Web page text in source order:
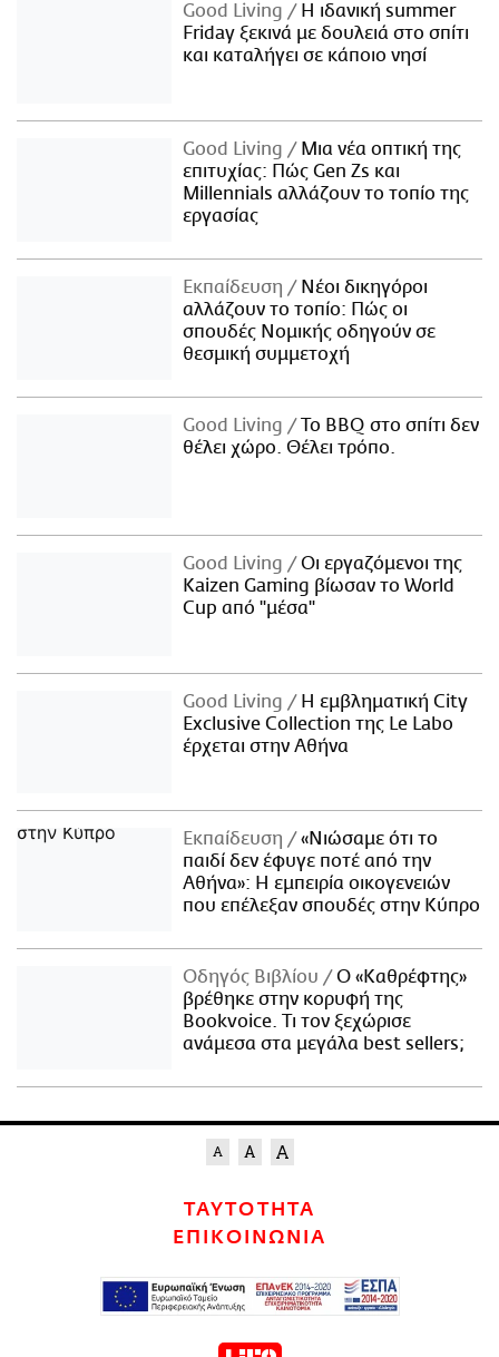
Good Living
Η ιδανική summer
Friday ξεκινά με δουλειά στο σπίτι
και καταλήγει σε κάποιο νησί
Good Living
Μια νέα οπτική της
επιτυχίας: Πώς Gen Zs και
Millennials αλλάζουν το τοπίο της
εργασίας
Εκπαίδευση
Νέοι δικηγόροι
αλλάζουν το τοπίο: Πώς οι
σπουδές Νομικής οδηγούν σε
θεσμική συμμετοχή
Good Living
Το BBQ στο σπίτι δεν
θέλει χώρο. Θέλει τρόπο.
Good Living
Οι εργαζόμενοι της
Kaizen Gaming βίωσαν το World
Cup από "μέσα"
Good Living
Η εμβληματική City
Exclusive Collection της Le Labo
έρχεται στην Αθήνα
Εκπαίδευση
«Νιώσαμε ότι το
παιδί δεν έφυγε ποτέ από την
Αθήνα»: Η εμπειρία οικογενειών
που επέλεξαν σπουδές στην Κύπρο
Οδηγός Βιβλίου
Ο «Καθρέφτης»
βρέθηκε στην κορυφή της
Bookvoice. Τι τον ξεχώρισε
ανάμεσα στα μεγάλα best sellers;
ΤΑΥΤΟΤΗΤΑ
ΕΠΙΚΟΙΝΩΝΙΑ